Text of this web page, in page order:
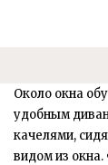
Около окна
удобным
качелями,
видом из